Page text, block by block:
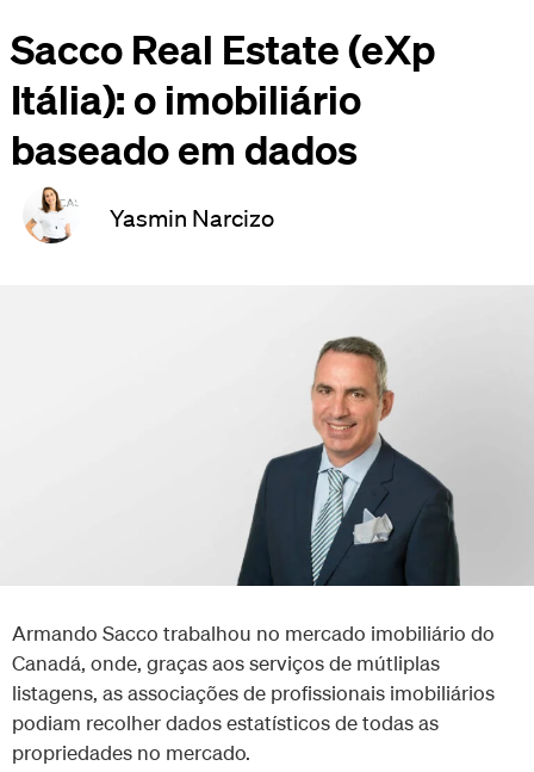
Sacco Real Estate (eXp
Itália): o imobiliário
baseado em dados
Yasmin Narcizo
Armando Sacco trabalhou no mercado imobiliário do
Canadá, onde, graças aos serviços de mútliplas
listagens, as associações de profissionais imobiliários
podiam recolher dados estatísticos de todas as
propriedades no mercado.